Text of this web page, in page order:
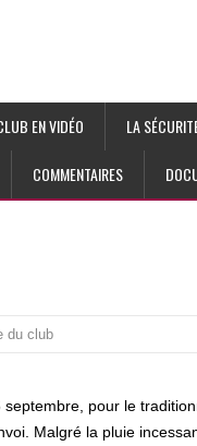
EN VIDÉO LA
COMMENTAIRES
du club
pour le
Malgré la pluie